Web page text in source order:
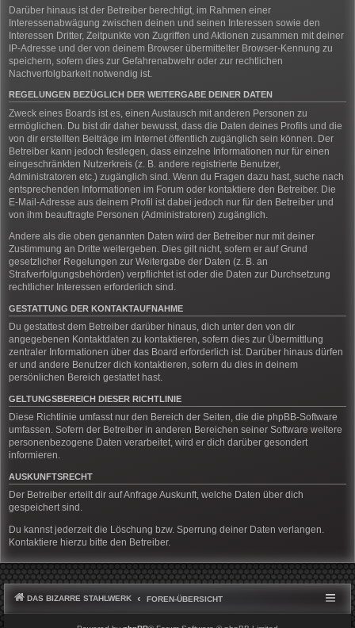
Darüber hinaus ist der Betreiber berechtigt, im Rahmen einer
Interessenabwägung zwischen deinen und seinen Interessen sowie den
Interessen Dritter, Zeitpunkte von Zugriffen und Aktionen zusammen mit deiner
IP-Adresse und der von deinem Browser übermittelter Browser-Kennung zu
speichern, sofern dies zur Gefahrenabwehr oder zur rechtlichen
Nachverfolgbarkeit notwendig ist.
REGELUNGEN BEZÜGLICH DER WEITERGABE DEINER DATEN
Zweck eines Boards ist es, einen Austausch mit anderen Personen zu
ermöglichen. Du bist dir daher bewusst, dass die Daten deines Profils und die
von dir erstellten Beiträge im Internet öffentlich zugänglich sein können. Der
Betreiber kann jedoch festlegen, dass einzelne Informationen nur für einen
eingeschränkten Nutzerkreis (z. B. andere registrierte Benutzer,
Administratoren etc.) zugänglich sind. Wenn du Fragen dazu hast, suche nach
entsprechenden Informationen im Forum oder kontaktiere den Betreiber. Die
E-Mail-Adresse aus deinem Profil ist dabei jedoch nur für den Betreiber und
von ihm beauftragte Personen (Administratoren) zugänglich.
Andere als die oben genannten Daten wird der Betreiber nur mit deiner
Zustimmung an Dritte weitergeben. Dies gilt nicht, sofern er auf Grund
gesetzlicher Regelungen zur Weitergabe der Daten (z. B. an
Strafverfolgungsbehörden) verpflichtet ist oder die Daten zur Durchsetzung
rechtlicher Interessen erforderlich sind.
GESTATTUNG DER KONTAKTAUFNAHME
Du gestattest dem Betreiber darüber hinaus, dich unter den von dir
angegebenen Kontaktdaten zu kontaktieren, sofern dies zur Übermittlung
zentraler Informationen über das Board erforderlich ist. Darüber hinaus dürfen
er und andere Benutzer dich kontaktieren, sofern du dies in deinem
persönlichen Bereich gestattet hast.
GELTUNGSBEREICH DIESER RICHTLINIE
Diese Richtlinie umfasst nur den Bereich der Seiten, die die phpBB-Software
umfassen. Sofern der Betreiber in anderen Bereichen seiner Software weitere
personenbezogene Daten verarbeitet, wird er dich darüber gesondert
informieren.
AUSKUNFTSRECHT
Der Betreiber erteilt dir auf Anfrage Auskunft, welche Daten über dich
gespeichert sind.
Du kannst jederzeit die Löschung bzw. Sperrung deiner Daten verlangen.
Kontaktiere hierzu bitte den Betreiber.
DAS BIZARRE STAHLWERK FOREN-ÜBERSICHT